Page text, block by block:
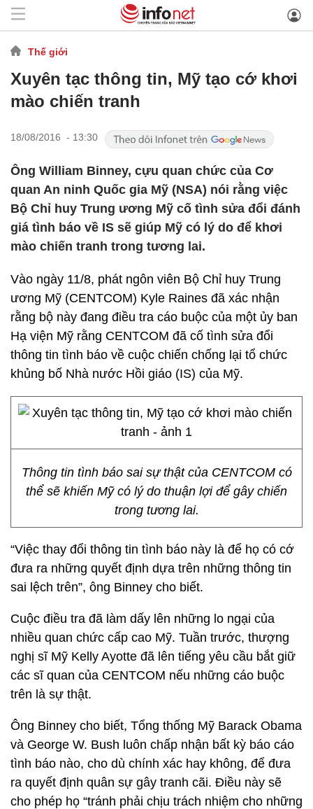
Thế giới
Xuyên tạc thông tin, Mỹ tạo cớ khơi
mào chiến tranh
18/08/2016 - 13:30
Ông William Binney, cựu quan chức của Cơ
quan An ninh Quốc gia Mỹ (NSA) nói rằng việc
Bộ Chỉ huy Trung ương Mỹ cố tình sửa đổi đánh
giá tình báo về IS sẽ giúp Mỹ có lý do để khơi
mào chiến tranh trong tương lai.
Vào ngày 11/8, phát ngôn viên Bộ Chỉ huy Trung
ương Mỹ (CENTCOM) Kyle Raines đã xác nhận
rằng bộ này đang điều tra cáo buộc của một ủy ban
Hạ viện Mỹ rằng CENTCOM đã cố tình sửa đổi
thông tin tình báo về cuộc chiến chống lại tổ chức
khủng bố Nhà nước Hồi giáo (IS) của Mỹ.
Thông tin tình báo sai sự thật của CENTCOM có
thể sẽ khiến Mỹ có lý do thuận lợi để gây chiến
trong tương lai.
“Việc thay đổi thông tin tình báo này là để họ có cớ
đưa ra những quyết định dựa trên những thông tin
sai lệch trên”, ông Binney cho biết.
Cuộc điều tra đã làm dấy lên những lo ngại của
nhiều quan chức cấp cao Mỹ. Tuần trước, thượng
nghị sĩ Mỹ Kelly Ayotte đã lên tiếng yêu cầu bắt giữ
các sĩ quan của CENTCOM nếu những cáo buộc
trên là sự thật.
Ông Binney cho biết, Tổng thống Mỹ Barack Obama
và George W. Bush luôn chấp nhận bất kỳ báo cáo
tình báo nào, cho dù chính xác hay không, để đưa
ra quyết định quân sự gây tranh cãi. Điều này sẽ
cho phép họ “tránh phải chịu trách nhiệm cho những